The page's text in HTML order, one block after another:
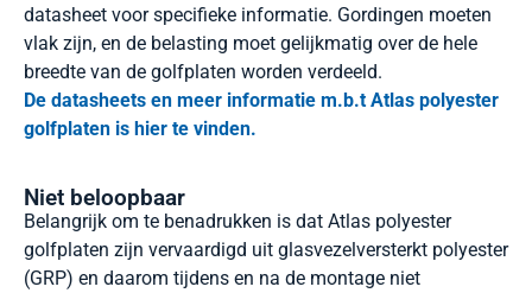
datasheet voor specifieke informatie. Gordingen moeten
vlak zijn, en de belasting moet gelijkmatig over de hele
breedte van de golfplaten worden verdeeld.
De datasheets en meer informatie m.b.t Atlas polyester
golfplaten is hier te vinden.
Niet beloopbaar
Belangrijk om te benadrukken is dat Atlas polyester
golfplaten zijn vervaardigd uit glasvezelversterkt polyester
(GRP) en daarom tijdens en na de montage niet